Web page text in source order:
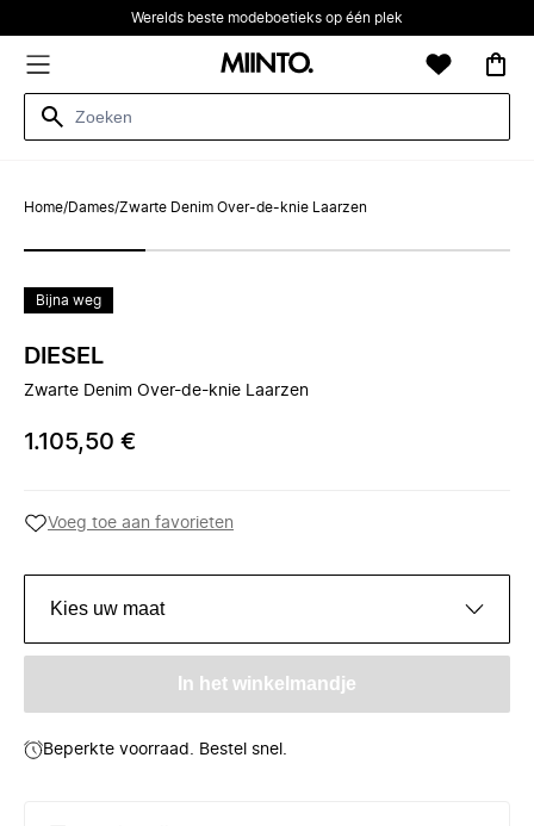
Werelds beste modeboetieks op één plek
Home/Dames/Zwarte Denim Over-de-knie Laarzen
Bijna weg
DIESEL
Zwarte Denim Over-de-knie Laarzen
1.105,50 €
Voeg toe aan favorieten
Kies uw maat
In het winkelmandje
Beperkte voorraad. Bestel snel.